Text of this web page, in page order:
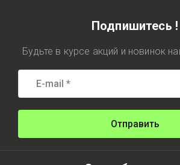
Подпишитесь !
Будьте в курсе акций и новинок
Отправить